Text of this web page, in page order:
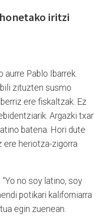
iritzi
aurre Pablo Ibarrek.
zituzten susmo
ere fiskaltzak. Ez
Argazki txar
batena. Hori dute
ere heriotza-zigorra
no soy latino, soy
potikari kaliforniarra
egin zuenean.